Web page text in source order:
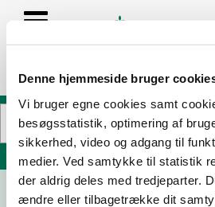
Denne hjemmeside bruger
Vi bruger egne cookies samt
besøgsstatistik, optimering af
sikkerhed, video og adgang til
medier. Ved samtykke til statistik
der aldrig deles med tredjeparter.
ændre eller tilbagetrække dit
Søg på adresse, postnummer, by,